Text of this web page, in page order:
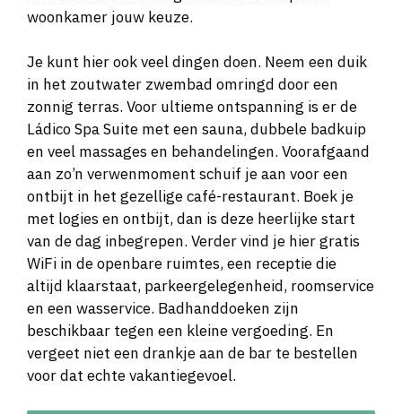
woonkamer jouw keuze.
Je kunt hier ook veel dingen doen. Neem een duik
in het zoutwater zwembad omringd door een
zonnig terras. Voor ultieme ontspanning is er de
Ládico Spa Suite met een sauna, dubbele badkuip
en veel massages en behandelingen. Voorafgaand
aan zo’n verwenmoment schuif je aan voor een
ontbijt in het gezellige café-restaurant. Boek je
met logies en ontbijt, dan is deze heerlijke start
van de dag inbegrepen. Verder vind je hier gratis
WiFi in de openbare ruimtes, een receptie die
altijd klaarstaat, parkeergelegenheid, roomservice
en een wasservice. Badhanddoeken zijn
beschikbaar tegen een kleine vergoeding. En
vergeet niet een drankje aan de bar te bestellen
voor dat echte vakantiegevoel.